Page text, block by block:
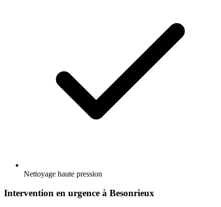
Nettoyage haute pression
Intervention en urgence à Besonrieux